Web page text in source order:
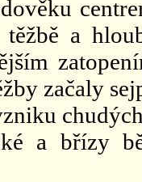
a
začaly
a břízy